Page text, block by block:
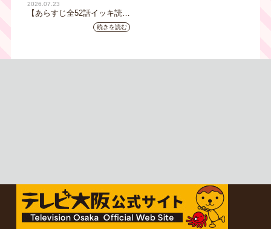
2026.07.23
【あらすじ全52話イッキ読
み】韓国ドラマ『黄金の私の
人生』｜テレビ大阪 月曜～
続きを読む